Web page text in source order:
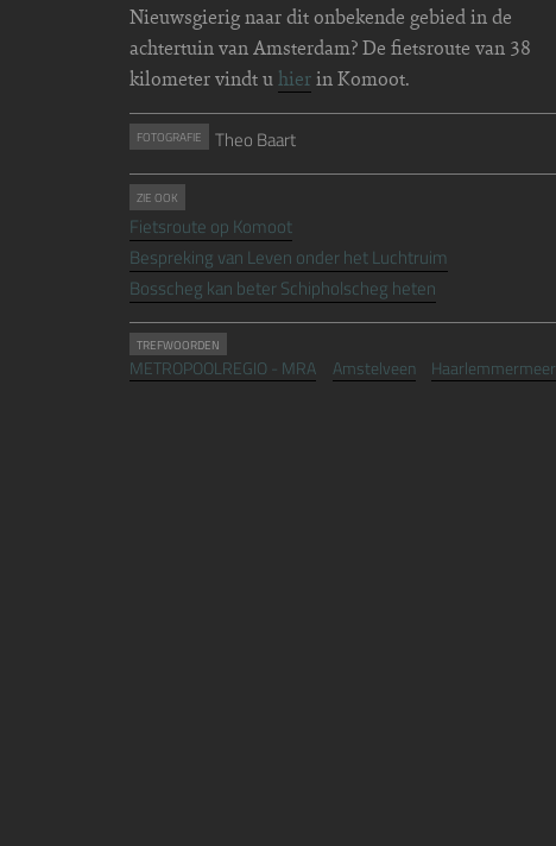
Nieuwsgierig naar dit onbekende gebied in de
achtertuin van Amsterdam? De fietsroute van 38
kilometer vindt u hier in Komoot.
FOTOGRAFIE Theo Baart
ZIE OOK
Fietsroute op Komoot
Bespreking van Leven onder het Luchtruim
Bosscheg kan beter Schipholscheg heten
TREFWOORDEN
METROPOOLREGIO - MRA Amstelveen Haarlemmermeer